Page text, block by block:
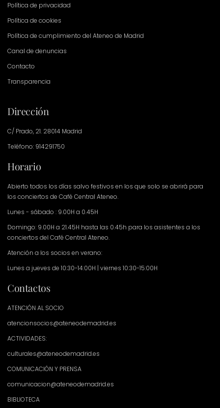
Política de privacidad
Política de cookies
Política de cumplimiento del Ateneo de Madrid
Canal de denuncias
Contacto
Transparencia
Dirección
C/ Prado, 21. 28014 Madrid
Teléfono: 914291750
Horario
Abierto todos los días salvo festivos en los que solo se abrirá para
los conciertos de Café Central Ateneo.
Lunes - sábado : 9.00H a 0.45H
Domingo: 9.00H a 21.45H hasta las 0.45h para los asistentes a los
conciertos del Café Central Ateneo.
Atención a los socios en verano:
Lunes a jueves de 10:30-14:00H | viernes 10:30-15:00H
Contactos
ATENCIÓN AL SOCIO
atencionsocios@ateneodemadrid.es
ACTIVIDADES:
culturales@ateneodemadrid.es
COMUNICACIÓN Y PRENSA
comunicacion@ateneodemadrid.es
BIBLIOTECA